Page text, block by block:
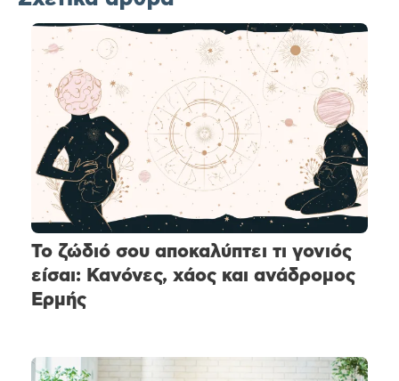
Το ζώδιό σου αποκαλύπτει τι γονιός
είσαι: Κανόνες, χάος και ανάδρομος
Ερμής